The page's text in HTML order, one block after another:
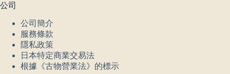
公司
公司簡介
服務條款
隱私政策
日本特定商業交易法
根據《古物營業法》的標示